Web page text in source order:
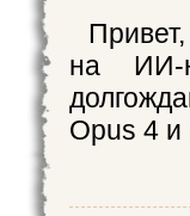
на
Opus 4 и